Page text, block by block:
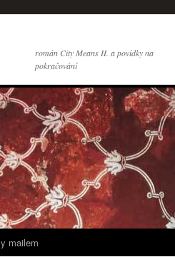
román City Means II. a povídky na
pokračování
mailem